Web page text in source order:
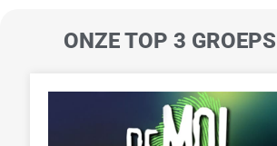
ONZE TOP 3